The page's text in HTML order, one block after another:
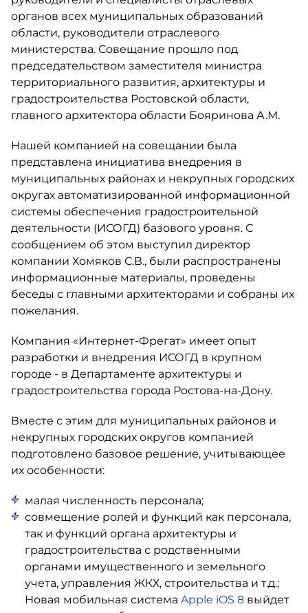
органов всех муниципальных образований
области, руководители отраслевого
министерства. Совещание прошло под
председательством заместителя министра
территориального развития, архитектуры и
градостроительства Ростовской области,
главного архитектора области Бояринова А.М.
Нашей компанией на совещании была
представлена инициатива внедрения в
муниципальных районах и некрупных городских
округах автоматизированной информационной
системы обеспечения градостроительной
деятельности (ИСОГД) базового уровня. С
сообщением об этом выступил директор
компании Хомяков С.В., были распространены
информационные материалы, проведены
беседы с главными архитекторами и собраны их
пожелания.
Компания «Интернет-Фрегат» имеет опыт
разработки и внедрения ИСОГД в крупном
городе - в Департаменте архитектуры и
градостроительства города Ростова-на-Дону.
Вместе с этим для муниципальных районов и
некрупных городских округов компанией
подготовлено базовое решение, учитывающее
их особенности:
малая численность персонала;
совмещение ролей и функций как персонала,
так и функций органа архитектуры и
градостроительства с родственными
органами имущественного и земельного
учета, управления ЖКХ, строительства и т.д.;
Новая мобильная система Apple iOS 8 выйдет